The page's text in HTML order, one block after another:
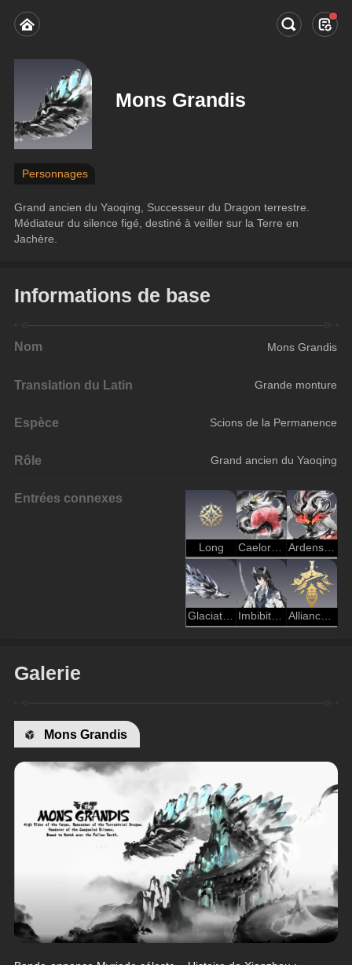
Mons Grandis
Personnages
Grand ancien du Yaoqing, Successeur du Dragon terrestre.
Médiateur du silence figé, destiné à veiller sur la Terre en
Jachère.
Informations de base
Nom Mons Grandis
Translation du Latin Grande monture
Espèce Scions de la Permanence
Rôle Grand ancien du Yaoqing
Entrées connexes
Long Caelorum Venti Ardens Regia
Glaciator Marum Imbibitor Lunae Alliance Xianzhou - Chasse
Galerie
Mons Grandis